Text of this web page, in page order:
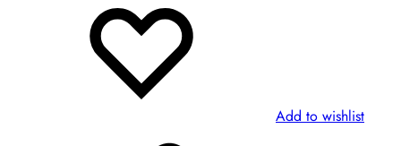
Add to wishlist